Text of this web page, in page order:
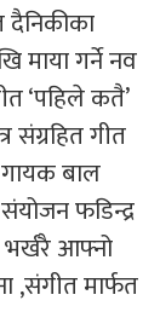
माया गर्ने नव
‘पहिले कतै’
संग्रहित गीत
बाल
फडिन्द्र
भर्खरै आफ्नो
,संगीत मार्फत